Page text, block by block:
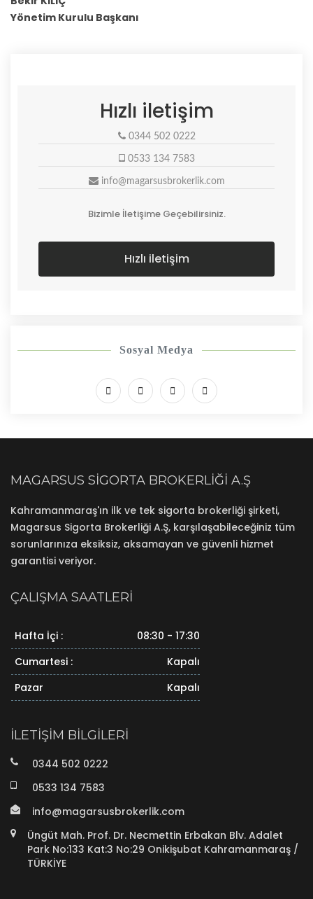
Yönetim Kurulu Başkanı
Hızlı iletişim
0344 502 0222
0533 134 7583
info@magarsusbrokerlik.com
Bizimle İletişime Geçebilirsiniz.
Hızlı iletişim
Sosyal Medya
MAGARSUS SIGORTA BROKERLIĞI A.Ş
Kahramanmaraş'ın ilk ve tek sigorta brokerliği şirketi,
Magarsus Sigorta Brokerliği A.Ş, karşılaşabileceğiniz tüm
sorunlarınıza eksiksiz, aksamayan ve güvenli hizmet
garantisi veriyor.
ÇALIŞMA SAATLERI
Hafta İçi :
08:30 - 17:30
Cumartesi :
Kapalı
Pazar
Kapalı
İLETIŞIM BILGILERI
0344 502 0222
0533 134 7583
info@magarsusbrokerlik.com
Üngüt Mah. Prof. Dr. Necmettin Erbakan Blv. Adalet
Park No:133 Kat:3 No:29 Onikişubat Kahramanmaraş /
TÜRKİYE